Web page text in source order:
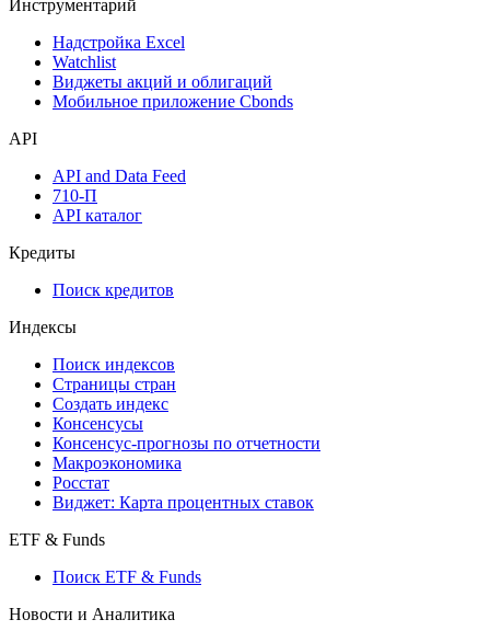
Инструментарий
Надстройка Excel
Watchlist
Виджеты акций и облигаций
Мобильное приложение Cbonds
API
API and Data Feed
710-П
API каталог
Кредиты
Поиск кредитов
Индексы
Поиск индексов
Страницы стран
Создать индекс
Консенсусы
Консенсус-прогнозы по отчетности
Макроэкономика
Росстат
Виджет: Карта процентных ставок
ETF & Funds
Поиск ETF & Funds
Новости и Аналитика